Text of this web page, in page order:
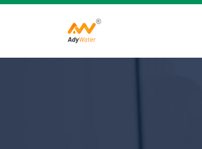
DAPATKAN HARGA